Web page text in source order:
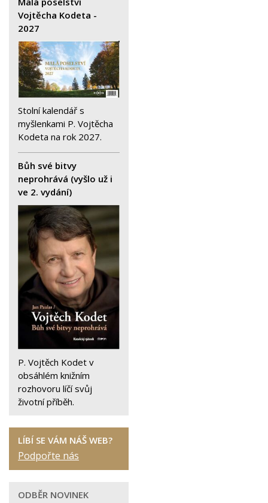
Vojtěcha Kodeta -
2027
Stolní kalendář s
myšlenkami P. Vojtěcha
Kodeta na rok 2027.
Bůh své bitvy
neprohrává (vyšlo už i
ve 2. vydání)
P. Vojtěch Kodet v
obsáhlém knižním
rozhovoru líčí svůj
životní příběh.
LÍBÍ SE VÁM NÁŠ WEB?
Podpořte nás
ODBĚR NOVINEK